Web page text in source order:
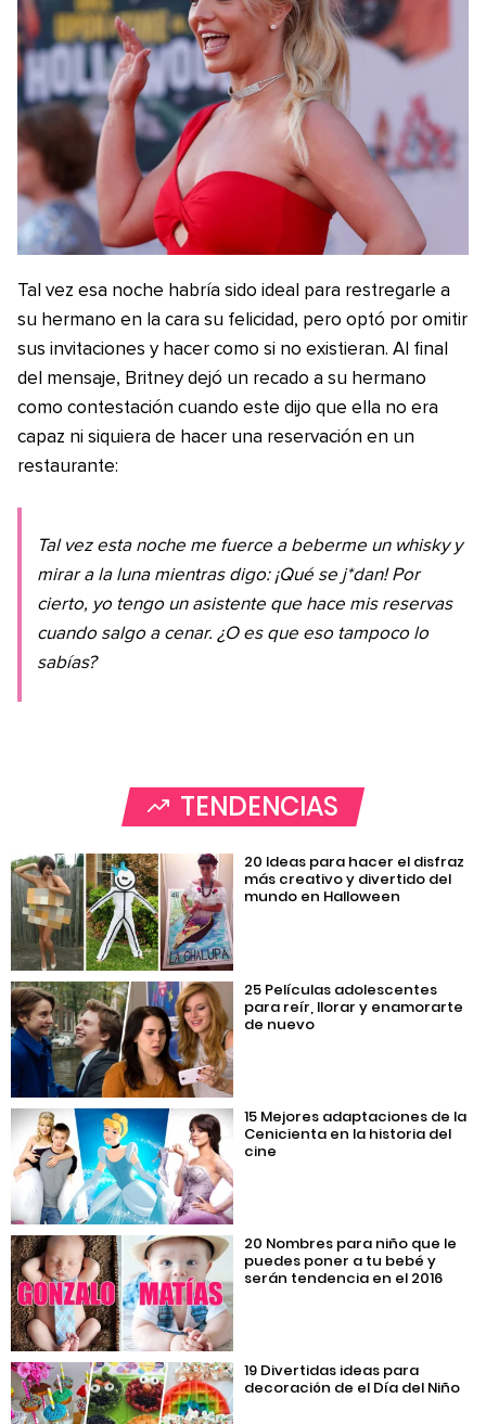
Tal vez esa noche habría sido ideal para restregarle a
su hermano en la cara su felicidad, pero optó por omitir
sus invitaciones y hacer como si no existieran. Al final
del mensaje, Britney dejó un recado a su hermano
como contestación cuando este dijo que ella no era
capaz ni siquiera de hacer una reservación en un
restaurante:
Tal vez esta noche me fuerce a beberme un whisky y
mirar a la luna mientras digo: ¡Qué se j*dan! Por
cierto, yo tengo un asistente que hace mis reservas
cuando salgo a cenar. ¿O es que eso tampoco lo
sabías?
TENDENCIAS
20 Ideas para hacer el disfraz
más creativo y divertido del
mundo en Halloween
25 Películas adolescentes
para reír, llorar y enamorarte
de nuevo
15 Mejores adaptaciones de la
Cenicienta en la historia del
cine
20 Nombres para niño que le
puedes poner a tu bebé y
serán tendencia en el 2016
19 Divertidas ideas para
decoración de el Día del Niño